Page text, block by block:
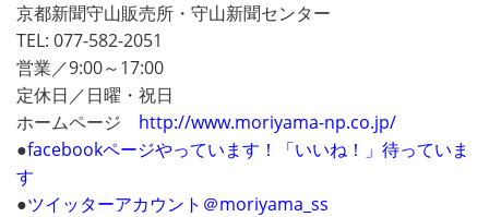
京都新聞守山販売所・守山新聞センター
TEL: 077-582-2051
営業／9:00～17:00
定休日／日曜・祝日
ホームページ http://www.moriyama-np.co.jp/
●facebookページやっています！「いいね！」待っていま
す
●ツイッターアカウント＠moriyama_ss